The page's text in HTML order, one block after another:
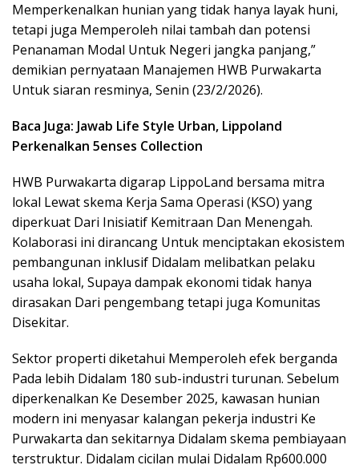
Memperkenalkan hunian yang tidak hanya layak huni,
tetapi juga Memperoleh nilai tambah dan potensi
Penanaman Modal Untuk Negeri jangka panjang,”
demikian pernyataan Manajemen HWB Purwakarta
Untuk siaran resminya, Senin (23/2/2026).
Baca Juga: Jawab Life Style Urban, Lippoland
Perkenalkan 5enses Collection
HWB Purwakarta digarap LippoLand bersama mitra
lokal Lewat skema Kerja Sama Operasi (KSO) yang
diperkuat Dari Inisiatif Kemitraan Dan Menengah.
Kolaborasi ini dirancang Untuk menciptakan ekosistem
pembangunan inklusif Didalam melibatkan pelaku
usaha lokal, Supaya dampak ekonomi tidak hanya
dirasakan Dari pengembang tetapi juga Komunitas
Disekitar.
Sektor properti diketahui Memperoleh efek berganda
Pada lebih Didalam 180 sub-industri turunan. Sebelum
diperkenalkan Ke Desember 2025, kawasan hunian
modern ini menyasar kalangan pekerja industri Ke
Purwakarta dan sekitarnya Didalam skema pembiayaan
terstruktur. Didalam cicilan mulai Didalam Rp600.000